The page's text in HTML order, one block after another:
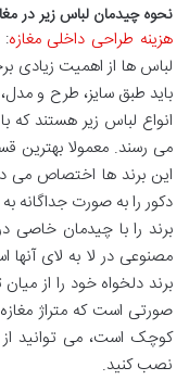
نحوه چیدمان لباس زیر در
هزینه طراحی داخلی مغازه:
لباس ها از اهمیت زیادی
باید طبق سایز، طرح و
انواع لباس زیر هستند
می رسند. معمولا بهترین
این برند ها اختصاص
دکور را به صورت
برند را با چیدمان خاصی
مصنوعی در لا به لای
برند دلخواه خود را از
صورتی است که متراژ
کوچک است، می توانید از
نصب کنید.